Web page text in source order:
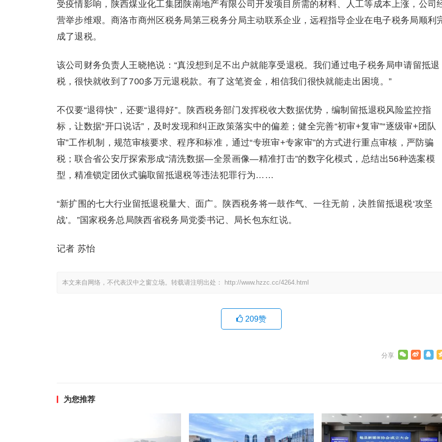
受疫情影响，陕西煤业化工集团陕南地产有限公司开发项目所需的材料、人工等成本上涨，公司
营举步维艰。商洛市商州区税务局第三税务分局主动联系企业，远程指导企业在电子税务局顺利
成了退税。
该公司财务负责人王晓艳说：“真没想到足不出户就能享受退税。我们通过电子税务局申请留抵退
税，很快就收到了700多万元退税款。有了这笔资金，相信我们很快就能走出困境。”
不仅要“退得快”，还要“退得好”。陕西税务部门发挥税收大数据优势，编制留抵退税风险监控指
标，让数据“开口说话”，及时发现和纠正政策落实中的偏差；健全完善“初审+复审”“逐级审+团队
审”工作机制，规范审核要求、程序和标准，通过“专班审+专家审”的方式进行重点审核，严防骗
税；联合省公安厅探索形成“清洗数据—全景画像—精准打击”的数字化模式，总结出56种选案模
型，精准锁定团伙式骗取留抵退税等违法犯罪行为……
“新扩围的七大行业留抵退税量大、面广。陕西税务将一鼓作气、一往无前，决胜留抵退税‘攻坚
战’。”国家税务总局陕西省税务局党委书记、局长包东红说。
记者 苏怡
本文来自网络，不代表汉中之窗立场。转载请注明出处： http://www.hzzc.cc/4264.html
209赞
为您推荐